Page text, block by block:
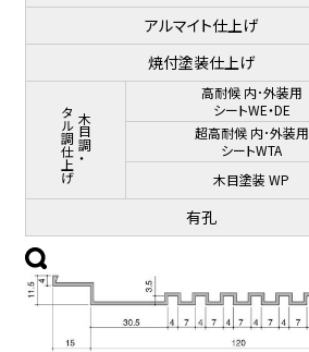
アルマイト仕上げ
焼付塗装仕上げ
木目調・
メタル調仕上げ
高耐候 内･外装用
シートWE・DE
超高耐候 内･外装用
シートWTA
木目塗装 WP
有孔